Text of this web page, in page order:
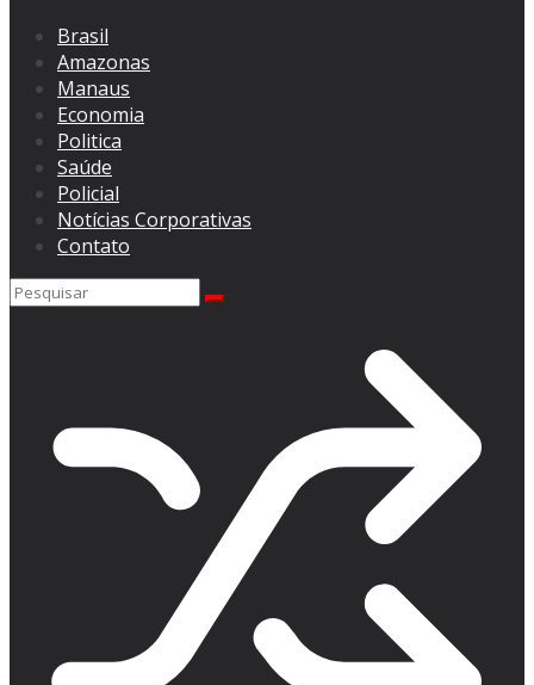
Brasil
Amazonas
Manaus
Economia
Politica
Saúde
Policial
Notícias Corporativas
Contato